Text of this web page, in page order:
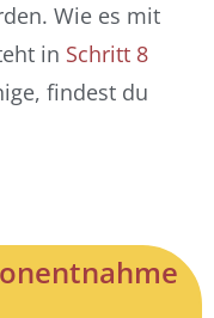
Wie es mit
in Schritt 8
findest du